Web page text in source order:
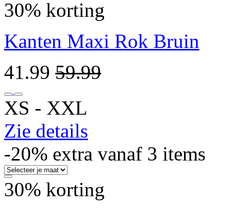
30% korting
Kanten Maxi Rok Bruin
41.99 59.99
XS ‐ XXL
Zie details
-20% extra vanaf 3 items
30% korting